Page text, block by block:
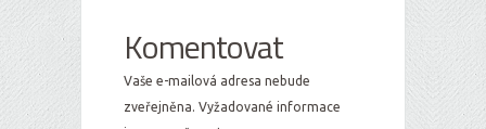
Komentovat
Vaše e-mailová adresa nebude
zveřejněna. Vyžadované informace